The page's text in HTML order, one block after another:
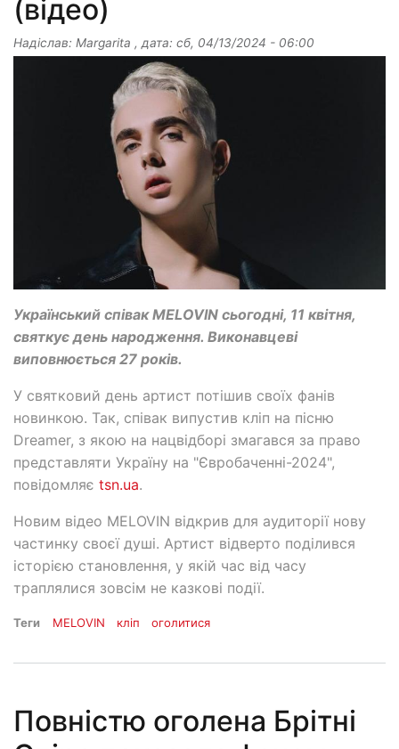
(відео)
Надіслав: Margarita , дата: сб, 04/13/2024 - 06:00
Український співак MELOVIN сьогодні, 11 квітня,
святкує день народження. Виконавцеві
виповнюється 27 років.
У святковий день артист потішив своїх фанів
новинкою. Так, співак випустив кліп на пісню
Dreamer, з якою на нацвідборі змагався за право
представляти Україну на "Євробаченні-2024",
повідомляє tsn.ua.
Новим відео MELOVIN відкрив для аудиторії нову
частинку своєї душі. Артист відверто поділився
історією становлення, у якій час від часу
траплялися зовсім не казкові події.
Теги MELOVIN кліп оголитися
Повністю оголена Брітні